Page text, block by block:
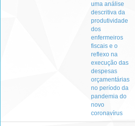
uma análise
descritiva da
produtividade
dos
enfermeiros
fiscais e o
reflexo na
execução das
despesas
orçamentárias
no período da
pandemia do
novo
coronavírus